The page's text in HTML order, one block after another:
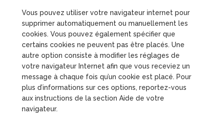
Vous pouvez utiliser votre navigateur internet pour
supprimer automatiquement ou manuellement les
cookies. Vous pouvez également spécifier que
certains cookies ne peuvent pas être placés. Une
autre option consiste à modifier les réglages de
votre navigateur Internet afin que vous receviez un
message à chaque fois qu’un cookie est placé. Pour
plus d’informations sur ces options, reportez-vous
aux instructions de la section Aide de votre
navigateur.